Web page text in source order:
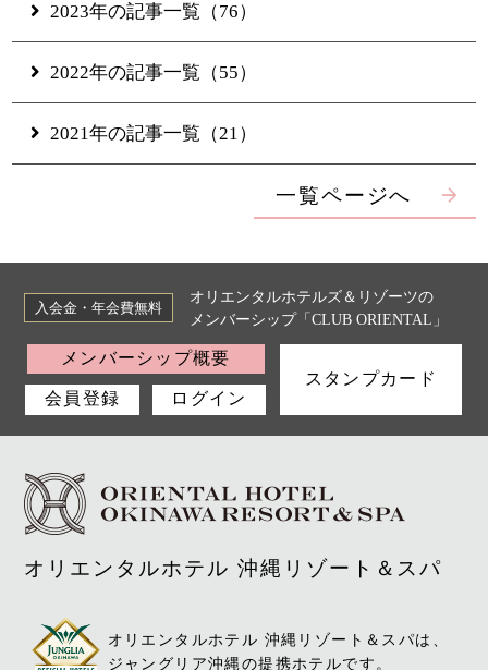
2023年の記事一覧（76）
2022年の記事一覧（55）
2021年の記事一覧（21）
一覧ページへ
入会金・年会費無料
オリエンタルホテルズ＆リゾーツの
メンバーシップ「CLUB ORIENTAL」
メンバーシップ概要
会員登録 ログイン
スタンプカード
オリエンタルホテル 沖縄リゾート＆スパ
オリエンタルホテル 沖縄リゾート＆スパは、
ジャングリア沖縄の提携ホテルです。